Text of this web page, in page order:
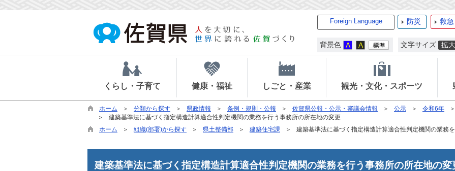
Foreign Language 防災 救急
背景色 文字サイズ
くらし・子育て 健康・福祉 しごと・産業 観光・文化・スポーツ
ホーム 分類から探す 県政情報 条例・規則・公報 佐賀県公報・公示・審議会情報 公示 令和6年
建築基準法に基づく指定構造計算適合性判定機関の業務を行う事務所の所在地の変更
ホーム
組織(部署)から探す 県土整備部 建築住宅課 建築基準法に基づく指定構造計算適合性判定機関の業務
建築基準法に基づく指定構造計算適合性判定機関の業務を行う事務所の所在地の変